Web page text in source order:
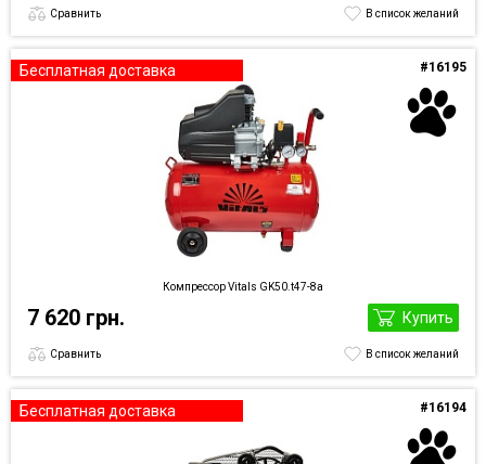
Сравнить В список желаний
Бесплатная доставка
Компрессор Vitals GK50.t47-8а
#16195
7 620 грн. Купить
Сравнить В список желаний
Бесплатная доставка #16194